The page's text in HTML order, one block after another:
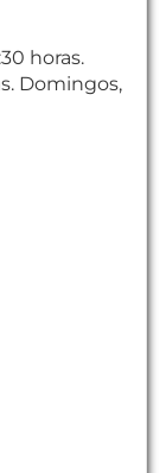
horas.
Domingos,